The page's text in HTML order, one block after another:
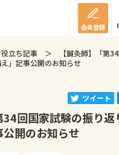
会員登録
立ち記事 ＞
【鍼灸師】「第
」記事公開のお知らせ
ツイート
34回国家試験の振り
開のお知らせ